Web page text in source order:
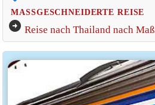
MASSGESCHNEIDERTE REISE
arrow_circle_right Reise nach Thailand nach Maß